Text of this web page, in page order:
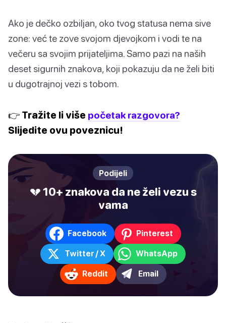
Ako je dečko ozbiljan, oko tvog statusa nema sive
zone: već te zove svojom djevojkom i vodi te na
večeru sa svojim prijateljima. Samo pazi na naših
deset sigurnih znakova, koji pokazuju da ne želi biti
u dugotrajnoj vezi s tobom.
👉 Tražite li više početak razgovora?
Slijedite ovu poveznicu!
Podijeli
💔 10+ znakova da ne želi vezu s
vama
Facebook Pinterest
Twitter / X WhatsApp
Reddit Email